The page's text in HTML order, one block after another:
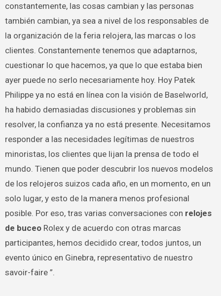
constantemente, las cosas cambian y las personas
también cambian, ya sea a nivel de los responsables de
la organización de la feria relojera, las marcas o los
clientes. Constantemente tenemos que adaptarnos,
cuestionar lo que hacemos, ya que lo que estaba bien
ayer puede no serlo necesariamente hoy. Hoy Patek
Philippe ya no está en línea con la visión de Baselworld,
ha habido demasiadas discusiones y problemas sin
resolver, la confianza ya no está presente. Necesitamos
responder a las necesidades legítimas de nuestros
minoristas, los clientes que lijan la prensa de todo el
mundo. Tienen que poder descubrir los nuevos modelos
de los relojeros suizos cada año, en un momento, en un
solo lugar, y esto de la manera menos profesional
posible. Por eso, tras varias conversaciones con relojes
de buceoRolex y de acuerdo con otras marcas
participantes, hemos decidido crear, todos juntos, un
evento único en Ginebra, representativo de nuestro
savoir-faire ”.